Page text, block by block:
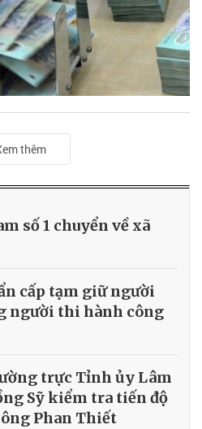
thêm
số 1 chuyển về xã
cấp tạm giữ người
người thi hành công
trực Tỉnh ủy Lâm
Sỹ kiểm tra tiến độ
Phan Thiết